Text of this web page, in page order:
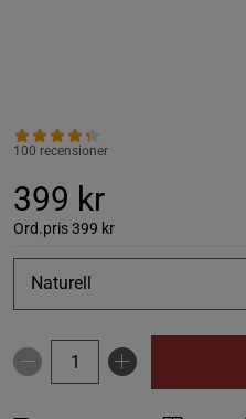
100 recensioner
399 kr
Ord.pris399 kr
Naturell